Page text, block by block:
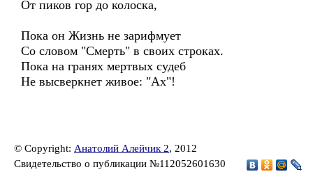
От пиков гор до колоска,
Пока он Жизнь не зарифмует
Со словом "Смерть" в своих строках.
Пока на гранях мертвых судеб
Не высверкнет живое: "Ах"!
© Copyright: Анатолий Алейчик 2, 2012
Свидетельство о публикации №112052601630